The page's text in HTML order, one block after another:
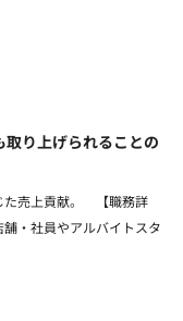
り上げられることの
た売上貢献。 【職務詳
・社員やアルバイトスタ